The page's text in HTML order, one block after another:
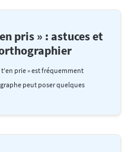
pris » : astuces et
t'en prie » est fréquemment
peut poser quelques